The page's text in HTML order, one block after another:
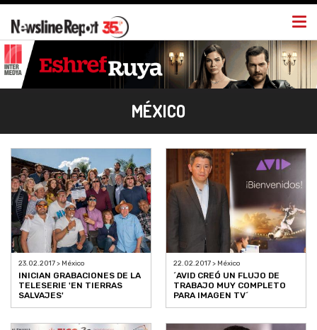
MÉXICO
23.02.2017 > México
INICIAN GRABACIONES DE LA
TELESERIE 'EN TIERRAS
SALVAJES'
22.02.2017 > México
´AVID CREÓ UN FLUJO DE
TRABAJO MUY COMPLETO
PARA IMAGEN TV´